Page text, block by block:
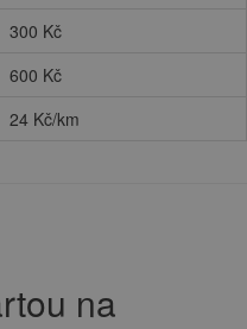
300 Kč
600 Kč
24 Kč/km
na